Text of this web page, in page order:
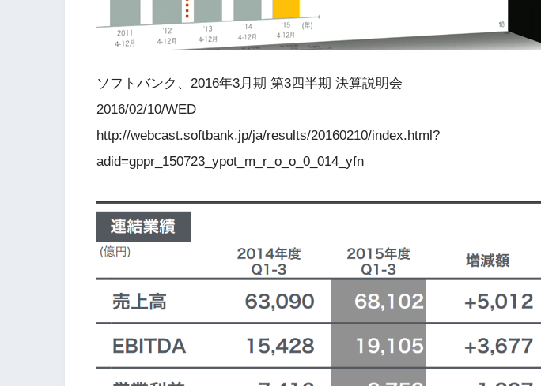
ソフトバンク、2016年3月期 第3四半期 決算説明会
2016/02/10/WED
http://webcast.softbank.jp/ja/results/20160210/index.html?
adid=gppr_150723_ypot_m_r_o_o_0_014_yfn